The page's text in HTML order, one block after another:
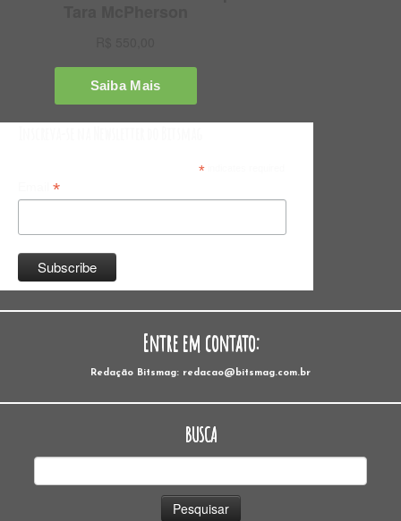
*indicates required
*
Entre em contato:
Redação Bitsmag: redacao@bitsmag.com.br
BUSCA